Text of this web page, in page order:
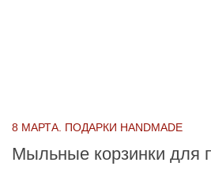
8 МАРТА. ПОДАРКИ HANDMADE
Мыльные корзинки для